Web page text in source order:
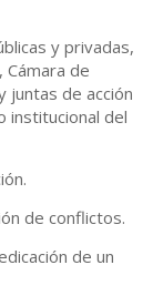
y privadas,
de
juntas de acción
institucional del
de conflictos.
de un